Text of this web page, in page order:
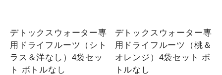
デトックスウォーター専
用ドライフルーツ（シト
ラス＆洋なし）4袋セッ
ト ボトルなし
デトックスウォーター専
用ドライフルーツ（桃＆
オレンジ）4袋セット ボ
トルなし